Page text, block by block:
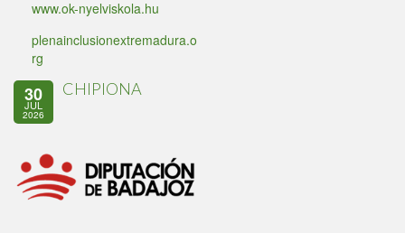
www.ok-nyelviskola.hu
plenainclusionextremadura.o
rg
30
JUL
2026
CHIPIONA